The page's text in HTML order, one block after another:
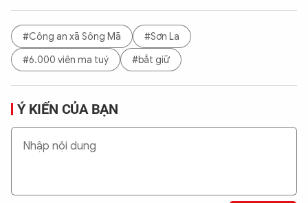
#Công an xã Sông Mã
#Sơn La
#6.000 viên ma tuý
#bắt giữ
Ý KIẾN CỦA BẠN